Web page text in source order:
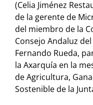
(Celia Jiménez
de la gerente de
del miembro de la
Consejo Andaluz
Fernando Rueda,
la Axarquía en la
de Agricultura,
Sostenible de la